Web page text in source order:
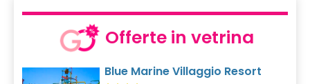
Offerte in vetrina
Blue Marine Villaggio Resort